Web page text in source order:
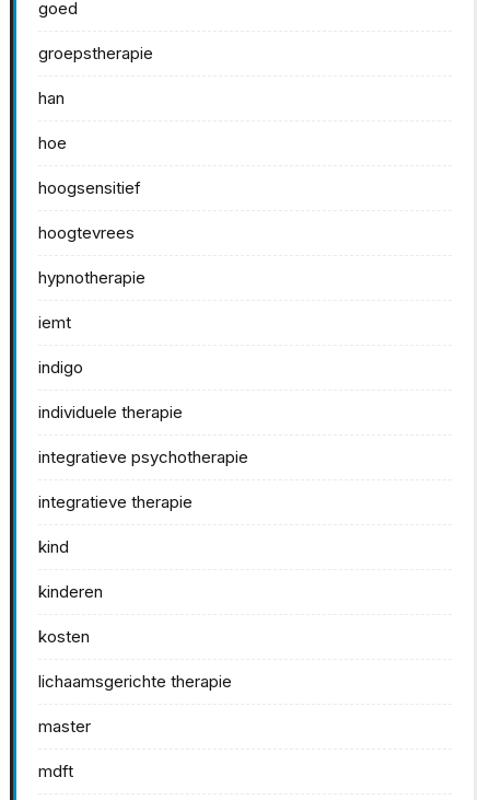
goed
groepstherapie
han
hoe
hoogsensitief
hoogtevrees
hypnotherapie
iemt
indigo
individuele therapie
integratieve psychotherapie
integratieve therapie
kind
kinderen
kosten
lichaamsgerichte therapie
master
mdft